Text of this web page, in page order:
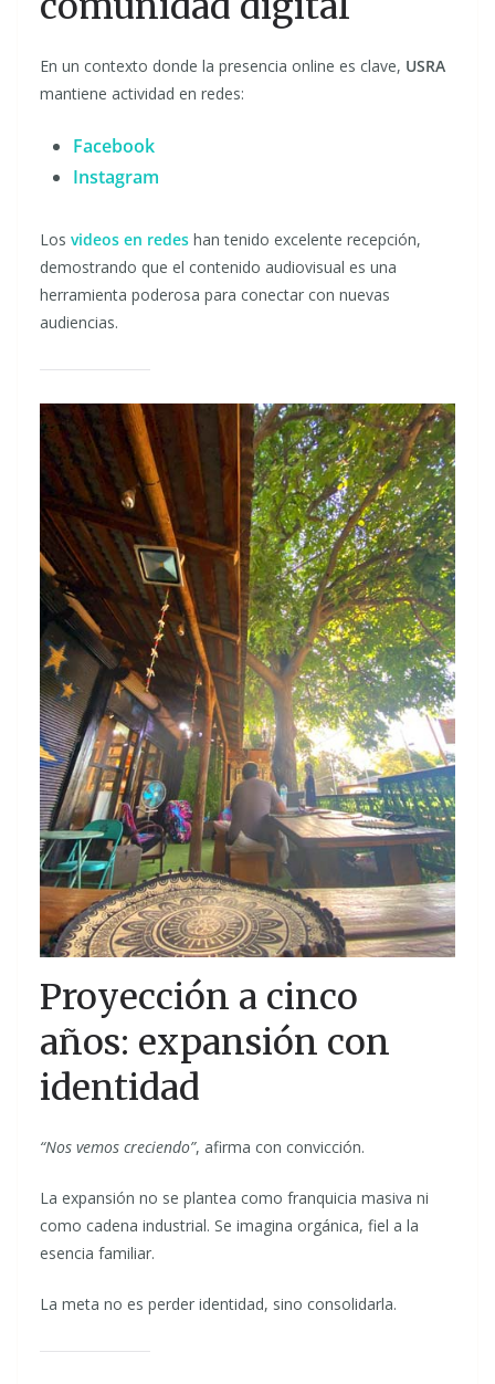
En un contexto donde la presencia online es clave, USRA
mantiene actividad en redes:
Facebook
Instagram
Los videos en redes han tenido excelente recepción,
demostrando que el contenido audiovisual es una
herramienta poderosa para conectar con nuevas
audiencias.
Proyección a cinco
años: expansión con
identidad
“Nos vemos creciendo”, afirma con convicción.
La expansión no se plantea como franquicia masiva ni
como cadena industrial. Se imagina orgánica, fiel a la
esencia familiar.
La meta no es perder identidad, sino consolidarla.